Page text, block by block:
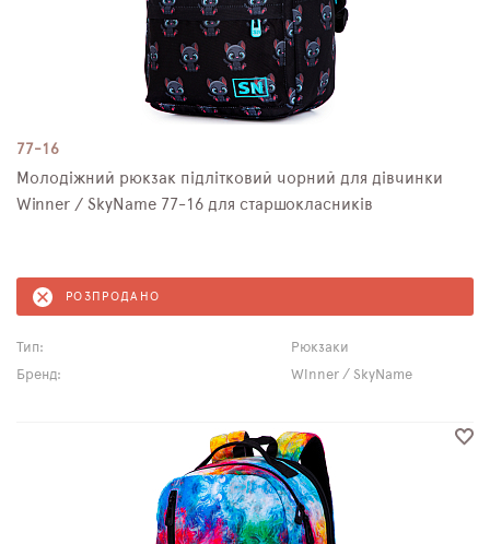
77-16
Молодіжний рюкзак підлітковий чорний для дівчинки
Winner / SkyName 77-16 для старшокласників
РОЗПРОДАНО
Тип:
Рюкзаки
Бренд:
Winner / SkyName